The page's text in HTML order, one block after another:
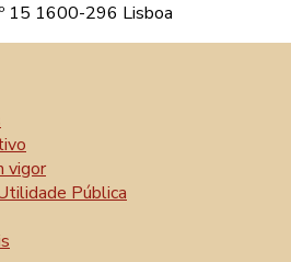
15 1600-296 Lisboa
vigor
Pública
Reclamações
Nome de Deus - IPSS © 2021.